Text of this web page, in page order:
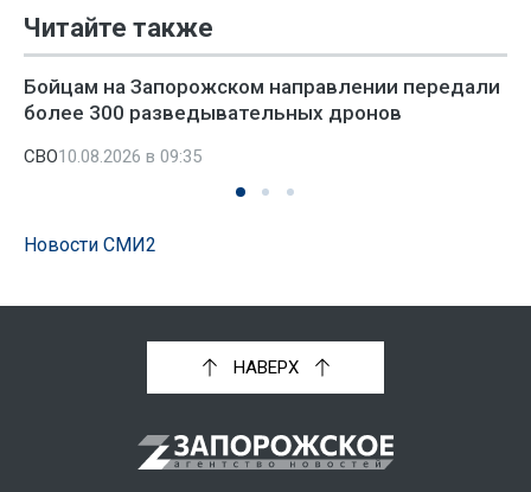
Читайте также
Бойцам на Запорожском направлении передали
более 300 разведывательных дронов
СВО10.08.2026 в 09:35
Новости СМИ2
НАВЕРХ